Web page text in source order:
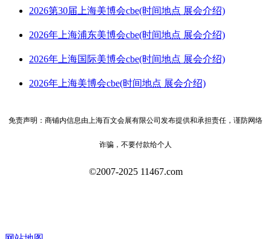
2026第30届上海美博会cbe(时间地点 展会介绍)
2026年上海浦东美博会cbe(时间地点 展会介绍)
2026年上海国际美博会cbe(时间地点 展会介绍)
2026年上海美博会cbe(时间地点 展会介绍)
免责声明：商铺内信息由上海百文会展有限公司发布提供和承担责任，谨防网络
诈骗，不要付款给个人
©2007-2025 11467.com